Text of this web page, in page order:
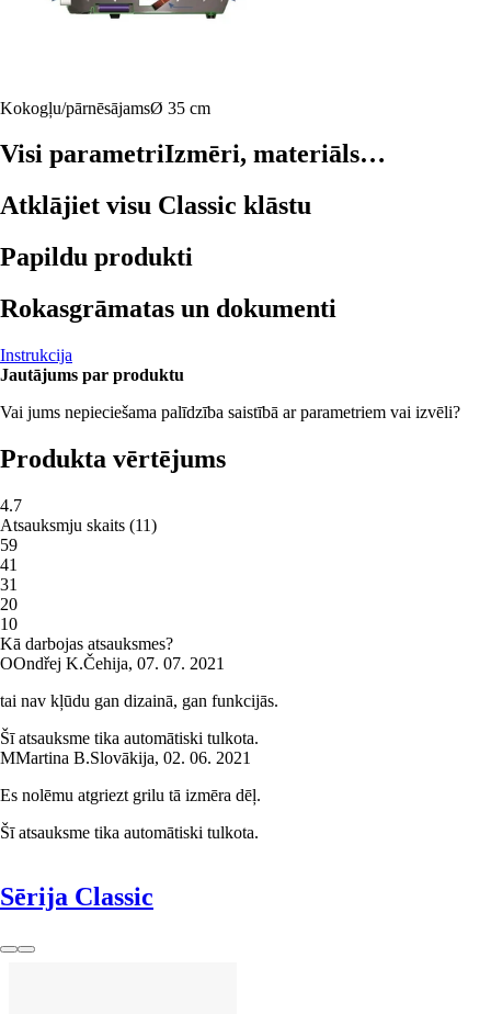
Kokogļu/pārnēsājamsØ 35 cm
Visi parametriIzmēri, materiāls…
Atklājiet visu Classic klāstu
Papildu produkti
Rokasgrāmatas un dokumenti
Instrukcija
Jautājums par produktu
Vai jums nepieciešama palīdzība saistībā ar parametriem vai izvēli?
Produkta vērtējums
4.7
Atsauksmju skaits (11)
59
41
31
20
10
Kā darbojas atsauksmes?
OOndřej K.Čehija, 07. 07. 2021
tai nav kļūdu gan dizainā, gan funkcijās.
Šī atsauksme tika automātiski tulkota.
MMartina B.Slovākija, 02. 06. 2021
Es nolēmu atgriezt grilu tā izmēra dēļ.
Šī atsauksme tika automātiski tulkota.
Sērija Classic